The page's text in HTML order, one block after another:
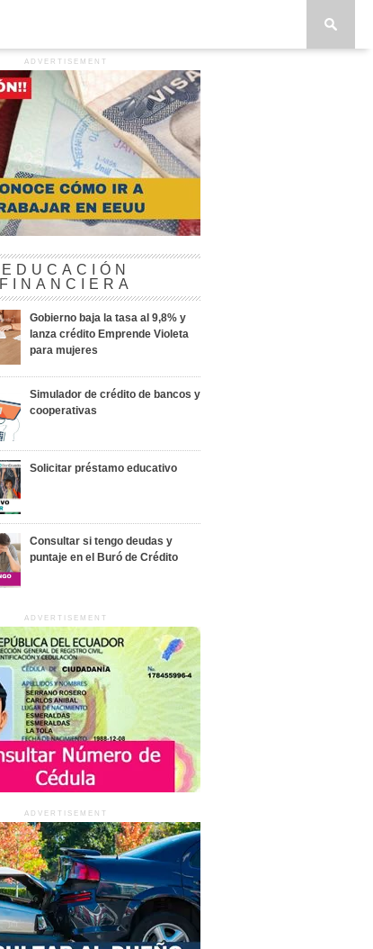
ADVERTISEMENT
EDUCACIÓN
FINANCIERA
Gobierno baja la tasa al 9,8% y
lanza crédito Emprende Violeta
para mujeres
Simulador de crédito de bancos y
cooperativas
Solicitar préstamo educativo
Consultar si tengo deudas y
puntaje en el Buró de Crédito
ADVERTISEMENT
ADVERTISEMENT